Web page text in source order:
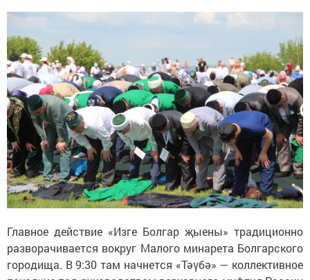
Главное действие «Изге Болгар җыены» традиционно
разворачивается вокруг Малого минарета Болгарского
городища. В 9:30 там начнется «Тәүбә» — коллективное